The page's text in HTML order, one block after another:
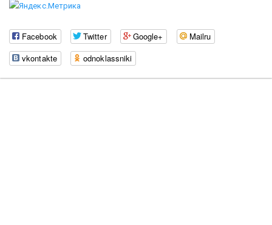
Facebook Twitter Google+
Mailru
vkontakte
odnoklassniki